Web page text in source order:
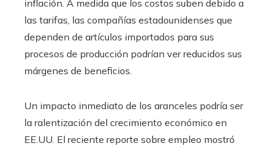
inflación. A medida que los costos suben debido a
las tarifas, las compañías estadounidenses que
dependen de artículos importados para sus
procesos de producción podrían ver reducidos sus
márgenes de beneficios.
Un impacto inmediato de los aranceles podría ser
la ralentización del crecimiento económico en
EE.UU. El reciente reporte sobre empleo mostró